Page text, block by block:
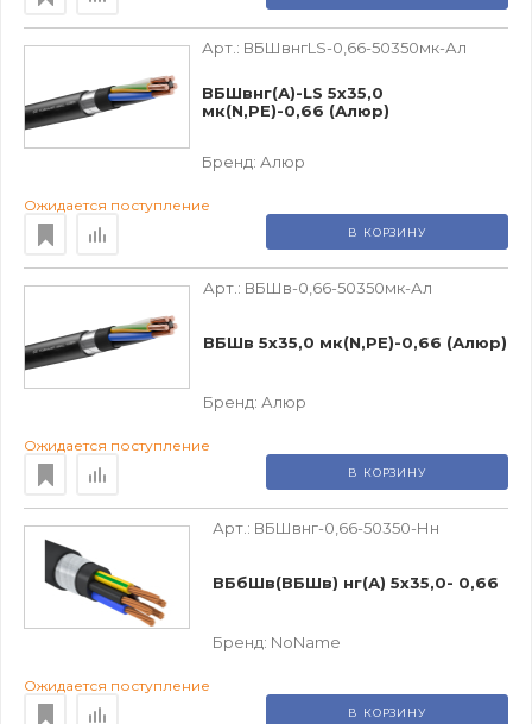
Арт.: ВБШвнгLS-0,66-50350мк-Ал
ВБШвнг(А)-LS 5х35,0
мк(N,РЕ)-0,66 (Алюр)
Бренд: Алюр
Ожидается поступление
В КОРЗИНУ
Арт.: ВБШв-0,66-50350мк-Ал
ВБШв 5х35,0 мк(N,PE)-0,66 (Алюр)
Бренд: Алюр
Ожидается поступление
В КОРЗИНУ
Арт.: ВБШвнг-0,66-50350-Нн
ВБбШв(ВБШв) нг(А) 5х35,0- 0,66
Бренд: NoName
Ожидается поступление
В КОРЗИНУ